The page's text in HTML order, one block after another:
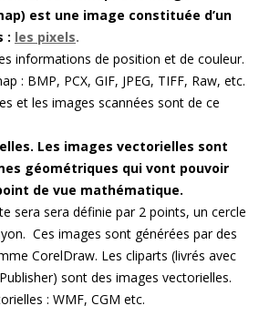
est une image constituée d’un
: les pixels.
informations de position et de couleur.
: BMP, PCX, GIF, JPEG, TIFF, Raw, etc.
et les images scannées sont de ce
Les images vectorielles sont
géométriques qui vont pouvoir
de vue mathématique.
sera sera définie par 2 points, un cercle
Ces images sont générées par des
CorelDraw. Les cliparts (livrés avec
sont des images vectorielles.
: WMF, CGM etc.